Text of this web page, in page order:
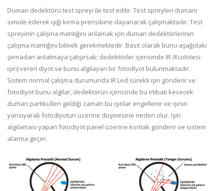
Duman dedektörü test spreyi ile test edilir. Test spreyleri dumanı
simüle ederek ışığı kırma prensibine dayanarak çalışmaktadır. Test
spreyinin çalışma mantığını anlamak için duman dedektörlerinin
çalışma mantığını bilmek gerekmektedir. Basit olarak bunu aşağıdaki
şemadan anlatmaya çalışırsak; dedektörler içerisinde IR (Kızılötesi
ışın) veren diyot ve bunu algılayan bir fotodiyot bulunmaktadır.
Sistem normal çalışma durumunda IR Led sürekli ışın gönderir ve
fotodiyot bunu algılar, dedektörün içerisinde bu irtibatı kesecek
duman partikülleri geldiği zaman bu ışınlar engellenir ve ışının
yansıyarak fotodiyotun üzerine düşmesine neden olur. Işın
algılaması yapan fotodiyot panel üzerine kontak gönderir ve sistem
alarma geçer.